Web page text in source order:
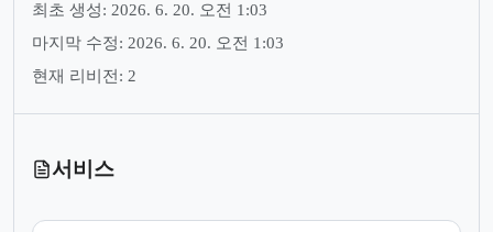
최초 생성: 2026. 6. 20. 오전 1:03
마지막 수정: 2026. 6. 20. 오전 1:03
현재 리비전: 2
서비스